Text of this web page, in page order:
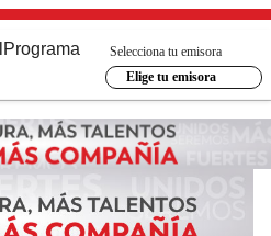
Programa
Selecciona tu emisora
Elige tu emisora